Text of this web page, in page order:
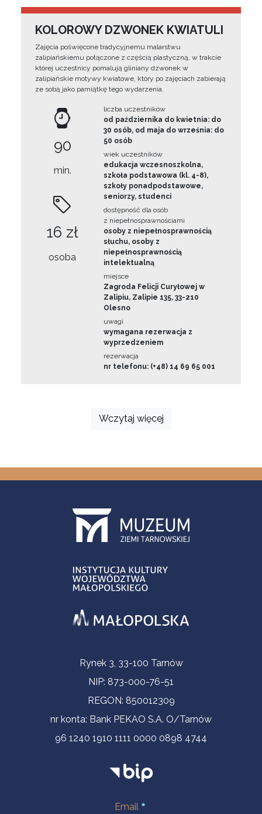
KOLOROWY DZWONEK KWIATULI
Zajęcia poświęcone tradycyjnemu malarstwu
zalipiańskiemu połączone z częścią plastyczną, w trakcie
której uczestnicy pomalują gliniany dzwonek w
zalipiańskie motywy kwiatowe, który po zajęciach zabierają
ze sobą jako pamiątkę tego wydarzenia.
90
min.
16 zł
osoba
liczba uczestników
od października do kwietnia: do
30 osób, od maja do września: do
50 osób
wiek uczestników
edukacja wczesnoszkolna,
szkoła podstawowa (kl. 4-8),
szkoły ponadpodstawowe,
seniorzy, studenci
dostępność dla osób
z niepełnosprawnościami
osoby z niepełnosprawnością
słuchu, osoby z
niepełnosprawnością
intelektualną
miejsce
Zagroda Felicji Curyłowej w
Zalipiu, Zalipie 135, 33-210
Olesno
uwagi
wymagana rezerwacja z
wyprzedzeniem
rezerwacja
nr telefonu: (+48) 14 69 65 001
Wczytaj więcej
Informacje kontaktoweRynek 3, 33-100 Tarnów
NIP: 873-000-76-51
REGON: 850012309
nr konta: Bank PEKAO S.A. O/Tarnów
96 1240 1910 1111 0000 0898 4744
Email